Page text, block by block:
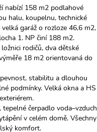
nabízí 158 m2 podlahové
halu, koupelnu, technické
garáž o rozloze 46,6 m2,
1. NP činí 188 m2.
rodičů, dva dětské
18 m2 orientovaná do
stabilitu a dlouhou
podmínky. Velká okna a HS
čerpadlo voda–vzduch
v celém domě. Všechny
komfort.